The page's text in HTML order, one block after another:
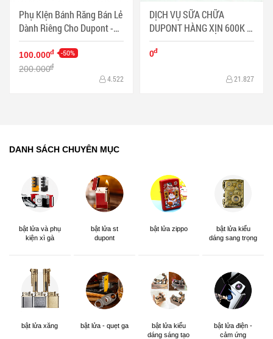
Phụ KIện Bánh Răng Bán Lẻ
Dành Riêng Cho Dupont -
Mã SP: BL0026
100.000đ -50%
200.000đ
4.522
DỊCH VỤ SỮA CHỮA
DUPONT HÀNG XỊN 600K -
900K HÀNG FAKE 300K-
0đ
21.827
DANH SÁCH CHUYÊN MỤC
bật lửa và phụ
kiện xì gà
bật lửa st
dupont
bật lửa zippo
bật lửa kiểu
dáng sang trọng
bật lửa xăng bật lửa - quẹt ga
bật lửa kiểu
dáng sáng tạo
bật lửa điện -
cảm ứng